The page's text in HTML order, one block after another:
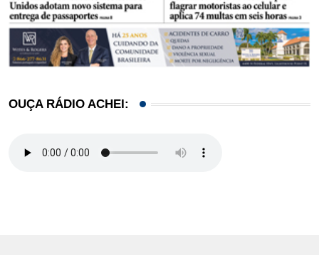
OUÇA RÁDIO ACHEI: